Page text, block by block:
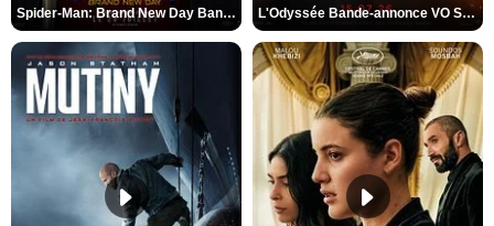
Spider-Man: Brand New Day Bande-annonce VO STFR L'Odyssée Bande-annonce VO STFR